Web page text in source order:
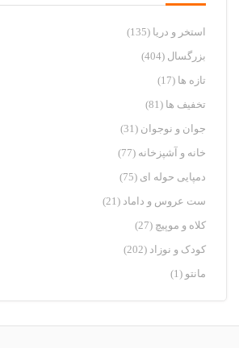
استخر و دریا (135)
بزرگسال (404)
تازه ها (17)
تخفیف ها (81)
جوان و نوجوان (31)
خانه و آشپزخانه (77)
دمپایی حوله ای (75)
ست عروس و داماد (21)
کلاه و موپیچ (27)
کودک و نوزاد (202)
مانتو (1)